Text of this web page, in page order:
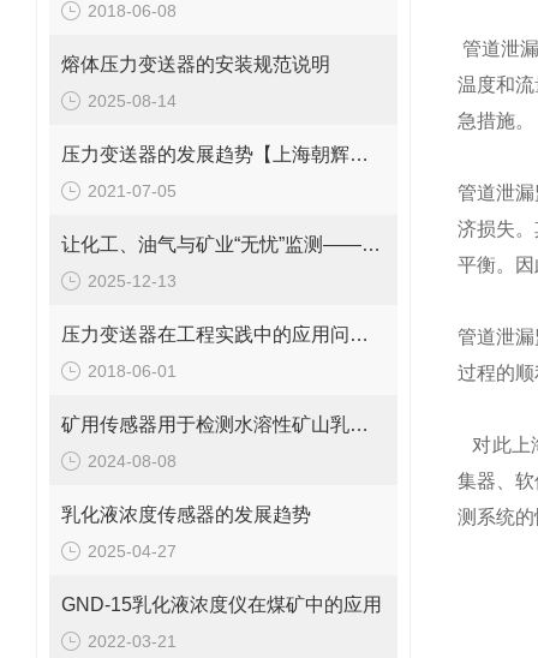
2018-06-08
熔体压力变送器的安装规范说明
2025-08-14
压力变送器的发展趋势【上海朝辉压力传感器】
2021-07-05
让化工、油气与矿业“无忧”监测——PT124B-281系列防爆压力变送器
2025-12-13
压力变送器在工程实践中的应用问题分析
2018-06-01
矿用传感器用于检测水溶性矿山乳化液的重量百分比浓度
2024-08-08
乳化液浓度传感器的发展趋势
2025-04-27
GND-15乳化液浓度仪在煤矿中的应用
2022-03-21
管道泄
温度和
急措施。
管道泄
济损失
平衡。
管道泄
过程的
对此上
集器、
测系统